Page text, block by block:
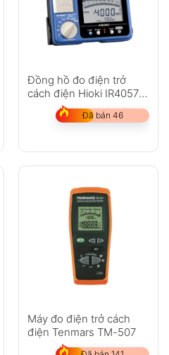
Đồng hồ đo điện trở
cách điện Hioki IR4057-
Đã bán 46
Máy đo điện trở cách
điện Tenmars TM-507